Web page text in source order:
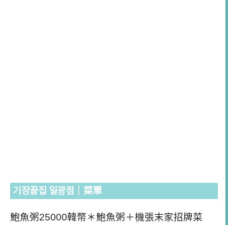
기장끝집 일광점｜菜單
鮑魚粥25000韓幣＊鮑魚粥＋機張末家招牌菜